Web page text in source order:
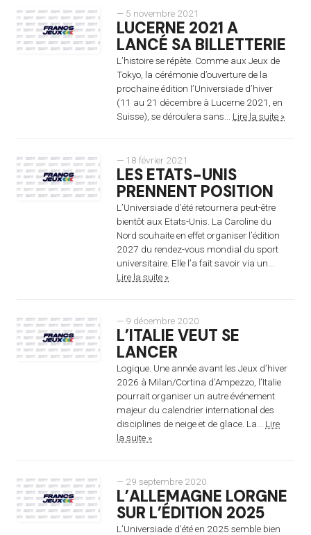
— 5 novembre 2021
LUCERNE 2021 A
LANCÉ SA BILLETTERIE
L’histoire se répète. Comme aux Jeux de
Tokyo, la cérémonie d’ouverture de la
prochaine édition l’Universiade d’hiver
(11 au 21 décembre à Lucerne 2021, en
Suisse), se déroulera sans... Lire la suite »
— 18 février 2021
LES ETATS-UNIS
PRENNENT POSITION
L’Universiade d’été retournera peut-être
bientôt aux Etats-Unis. La Caroline du
Nord souhaite en effet organiser l’édition
2027 du rendez-vous mondial du sport
universitaire. Elle l’a fait savoir via un...
Lire la suite »
— 9 décembre 2020
L’ITALIE VEUT SE
LANCER
Logique. Une année avant les Jeux d’hiver
2026 à Milan/Cortina d’Ampezzo, l’Italie
pourrait organiser un autre événement
majeur du calendrier international des
disciplines de neige et de glace. La... Lire
la suite »
— 29 septembre 2020
L’ALLEMAGNE LORGNE
SUR L’ÉDITION 2025
L’Universiade d’été en 2025 semble bien